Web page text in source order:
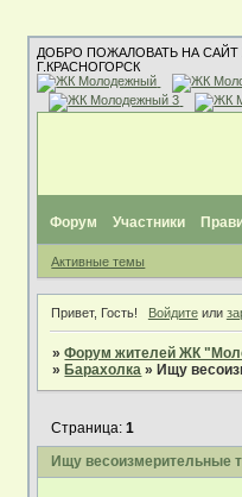
ДОБРО ПОЖАЛОВАТЬ НА
Г.КРАСНОГОРСК
Форум Участники
Активные темы
Привет, Гость! Войдитеили
»Форум жителей ЖК
» Барахолка » Ищу
Ищу весоизмерительные
Страница:1